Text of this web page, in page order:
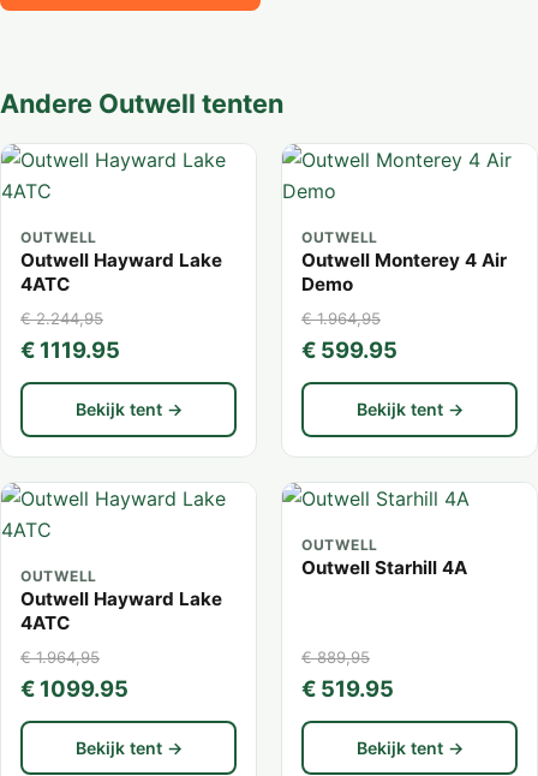
Andere Outwell tenten
OUTWELL
Outwell Hayward Lake
4ATC
€ 2.244,95
€ 1119.95
Bekijk tent →
OUTWELL
Outwell Monterey 4 Air
Demo
€ 1.964,95
€ 599.95
Bekijk tent →
OUTWELL
Outwell Hayward Lake
4ATC
€ 1.964,95
€ 1099.95
Bekijk tent →
OUTWELL
Outwell Starhill 4A
€ 889,95
€ 519.95
Bekijk tent →